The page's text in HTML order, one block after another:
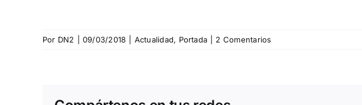
Por DN2 09/03/2018 Actualidad, Portada 2 Comentarios